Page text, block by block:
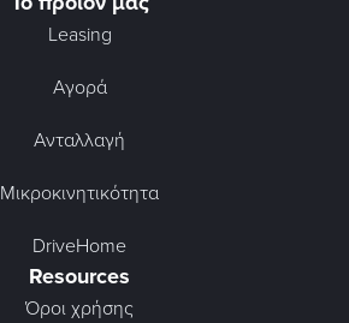
Leasing
Αγορά
Ανταλλαγή
Μικροκινητικότητα
DriveHome
Resources
Όροι χρήσης